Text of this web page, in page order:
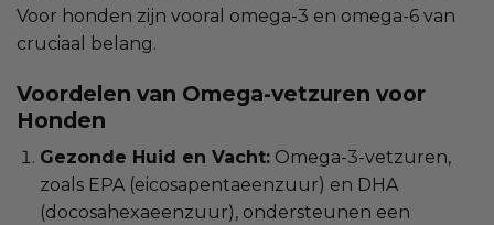
Voor honden zijn vooral omega-3 en omega-6 van
cruciaal belang.
Voordelen van Omega-vetzuren voor
Honden
Gezonde Huid en Vacht:Omega-3-vetzuren,
zoals EPA (eicosapentaeenzuur) en DHA
(docosahexaeenzuur), ondersteunen een